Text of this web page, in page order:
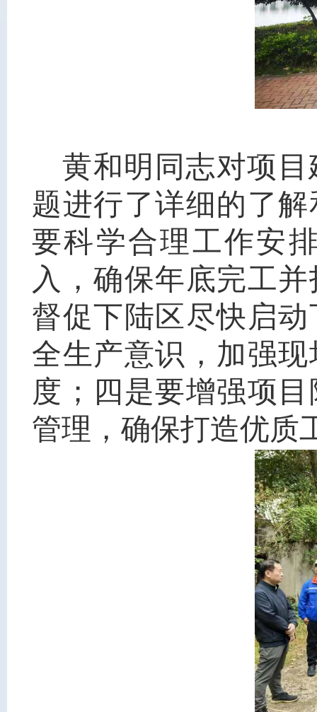
黄和明同志对项
题进行了详细的了
要科学合理工作安
入，确保年底完工
督促下陆区尽快启
全生产意识，加强
度；四是要增强项
管理，确保打造优质